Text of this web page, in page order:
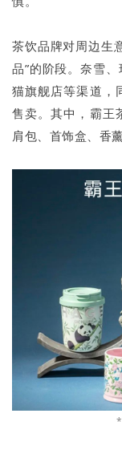
茶饮品牌对周边生
品”的阶段。奈雪
猫旗舰店等渠道，
售卖。其中，霸王
肩包、首饰盒、香